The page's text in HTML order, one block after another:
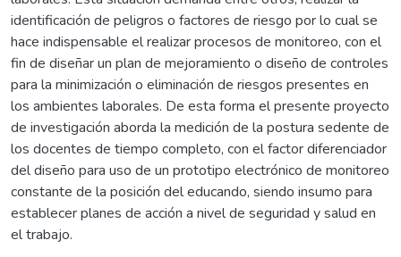
identificación de peligros o factores de riesgo por lo cual se
hace indispensable el realizar procesos de monitoreo, con el
fin de diseñar un plan de mejoramiento o diseño de controles
para la minimización o eliminación de riesgos presentes en
los ambientes laborales. De esta forma el presente proyecto
de investigación aborda la medición de la postura sedente de
los docentes de tiempo completo, con el factor diferenciador
del diseño para uso de un prototipo electrónico de monitoreo
constante de la posición del educando, siendo insumo para
establecer planes de acción a nivel de seguridad y salud en
el trabajo.